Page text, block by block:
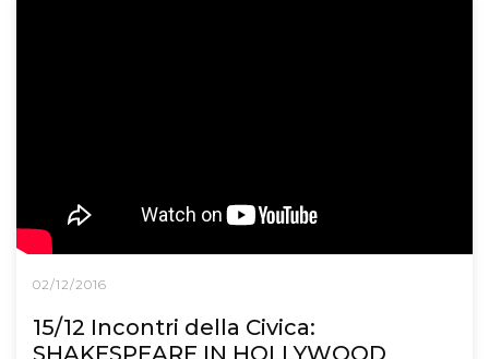
02/12/2016
15/12 Incontri della Civica: